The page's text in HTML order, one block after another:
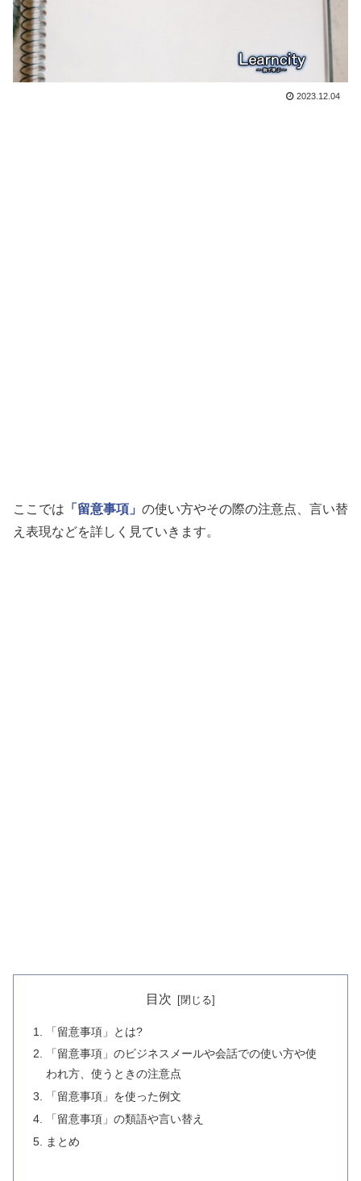
2023.12.04
ここでは 「留意事項」 の使い方やその際の注意点、言い替
え表現などを詳しく見ていきます。
目次
「留意事項」とは?
「留意事項」のビジネスメールや会話での使い方や使
われ方、使うときの注意点
「留意事項」を使った例文
「留意事項」の類語や言い替え
まとめ